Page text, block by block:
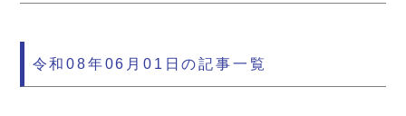
令和08年06月01日の記事一覧